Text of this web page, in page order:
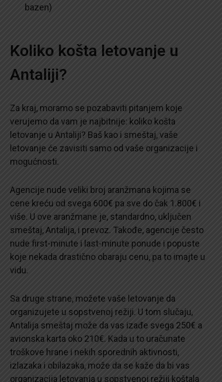
bazen)
Koliko košta letovanje u
Antaliji?
Za kraj, moramo se pozabaviti pitanjem koje
verujemo da vam je najbitnije: koliko košta
letovanje u Antaliji? Baš kao i smeštaj, vaše
letovanje će zavisiti samo od vaše organizacije i
mogućnosti.
Agencije nude veliki broj aranžmana kojima se
cene kreću od svega 600€ pa sve do čak 1.800€ i
više. U ove aranžmane je, standardno, uključen
smeštaj, Antalija, i prevoz. Takođe, agencije često
nude first-minute i last-minute ponude i popuste
koje nekada drastično obaraju cenu, pa to imajte u
vidu.
Sa druge strane, možete vaše letovanje da
organizujete u sopstvenoj režiji. U tom slučaju,
Antalija smeštaj može da vas izađe svega 250€ a
avionska karta oko 210€. Kada u to uračunate
troškove hrane i nekih sporednih aktivnosti,
izlazaka i obilazaka, može da se kaže da bi vas
organizacija letovanja u sopstvenoj režiji koštala